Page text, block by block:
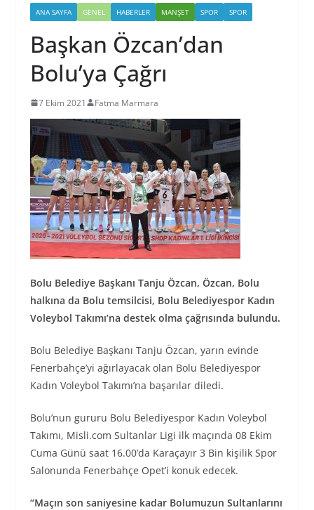
ANA SAYFA GENEL HABERLER MANŞET SPOR SPOR
Başkan Özcan’dan
Bolu’ya Çağrı
7 Ekim 2021 Fatma Marmara
Bolu Belediye Başkanı Tanju Özcan, Özcan, Bolu
halkına da Bolu temsilcisi, Bolu Belediyespor Kadın
Voleybol Takımı’na destek olma çağrısında bulundu.
Bolu Belediye Başkanı Tanju Özcan, yarın evinde
Fenerbahçe’yi ağırlayacak olan Bolu Belediyespor
Kadın Voleybol Takımı’na başarılar diledi.
Bolu’nun gururu Bolu Belediyespor Kadın Voleybol
Takımı, Misli.com Sultanlar Ligi ilk maçında 08 Ekim
Cuma Günü saat 16.00’da Karaçayır 3 Bin kişilik Spor
Salonunda Fenerbahçe Opet’i konuk edecek.
“Maçın son saniyesine kadar Bolumuzun Sultanlarını